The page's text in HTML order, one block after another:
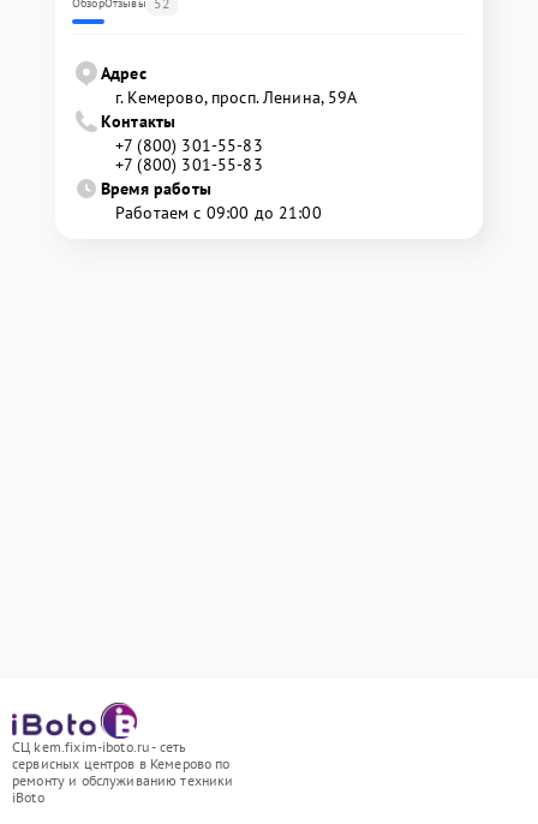
Адрес
г. Кемерово, просп. Ленина, 59А
Контакты
+7 (800) 301-55-83
+7 (800) 301-55-83
Время работы
Работаем с 09:00 до 21:00
СЦ kem.fixim-iboto.ru - сеть
сервисных центров в Кемерово по
ремонту и обслуживанию техники
iBoto